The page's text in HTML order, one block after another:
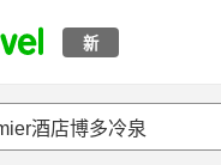
新
亮点 设施